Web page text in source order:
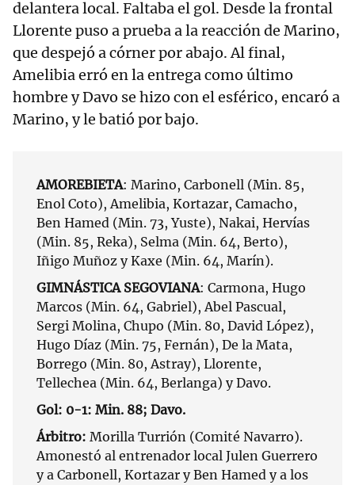
delantera local. Faltaba el gol. Desde la frontal
Llorente puso a prueba a la reacción de Marino,
que despejó a córner por abajo. Al final,
Amelibia erró en la entrega como último
hombre y Davo se hizo con el esférico, encaró a
Marino, y le batió por bajo.
AMOREBIETA: Marino, Carbonell (Min. 85,
Enol Coto), Amelibia, Kortazar, Camacho,
Ben Hamed (Min. 73, Yuste), Nakai, Hervías
(Min. 85, Reka), Selma (Min. 64, Berto),
Iñigo Muñoz y Kaxe (Min. 64, Marín).
GIMNÁSTICA SEGOVIANA: Carmona, Hugo
Marcos (Min. 64, Gabriel), Abel Pascual,
Sergi Molina, Chupo (Min. 80, David López),
Hugo Díaz (Min. 75, Fernán), De la Mata,
Borrego (Min. 80, Astray), Llorente,
Tellechea (Min. 64, Berlanga) y Davo.
Gol: 0-1: Min. 88; Davo.
Árbitro: Morilla Turrión (Comité Navarro).
Amonestó al entrenador local Julen Guerrero
y a Carbonell, Kortazar y Ben Hamed y a los